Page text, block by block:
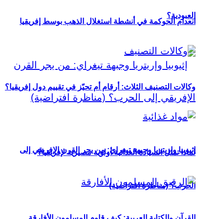
العبودية؟
إثيوبيا وإريتريا وجبهة تيغراي: من يجر القرن الإفريقي إلى
الحرب؟ (مناظرة افتراضية)
انعدام الحوكمة في أنشطة استغلال الذهب بوسط إفريقيا
وكالات التصنيف الثلاث: أرقام أم تحيّز في تقييم دول إفريقيا؟
لماذا تمثل السيادة الغذائية أولوية مصيرية لإفريقيا؟